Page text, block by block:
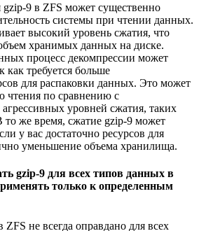
gzip-9 в ZFS может существенно
системы при чтении данных.
высокий уровень сжатия, что
хранимых данных на диске.
процесс декомпрессии может
как требуется больше
для распаковки данных. Это может
чтения по сравнению с
уровней сжатия, таких
то же время, сжатие gzip-9 может
у вас достаточно ресурсов для
уменьшение объема хранилища.
gzip-9 для всех типов данных в
только к определенным
не всегда оправдано для всех